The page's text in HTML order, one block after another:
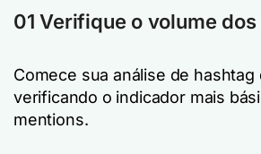
01 Verifique o volume
Comece sua análise de hashtag
verificando o indicador mais
mentions.